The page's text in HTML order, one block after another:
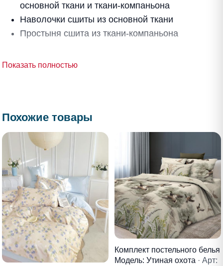
основной ткани и ткани-компаньона
Наволочки сшиты из основной ткани
Простыня сшита из ткани-компаньона
Показать полностью
Похожие товары
Комплект постельного белья
Модель: Утиная охота · Арт: